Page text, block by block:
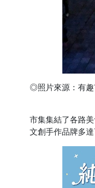
◎照片來源：有趣
市集集結了各路
文創手作品牌多